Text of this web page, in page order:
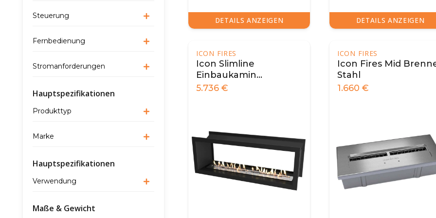
Steuerung
Fernbedienung
Stromanforderungen
Hauptspezifikationen
Produkttyp
Marke
Hauptspezifikationen
Verwendung
Maße & Gewicht
DETAILS ANZEIGEN DETAILS ANZEIGEN
ICON FIRES
Icon Slimline
Einbaukamin
FBDS1650 Schwarz
5.736 €
ICON FIRES
Icon Fires Mid
Stahl
1.660 €